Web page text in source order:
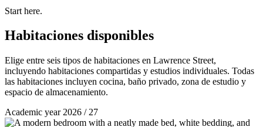
Start here.
Habitaciones disponibles
Elige entre seis tipos de habitaciones en Lawrence Street,
incluyendo habitaciones compartidas y estudios individuales. Todas
las habitaciones incluyen cocina, baño privado, zona de estudio y
espacio de almacenamiento.
Academic year 2026 / 27